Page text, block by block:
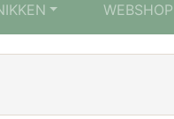
WEBSHOP